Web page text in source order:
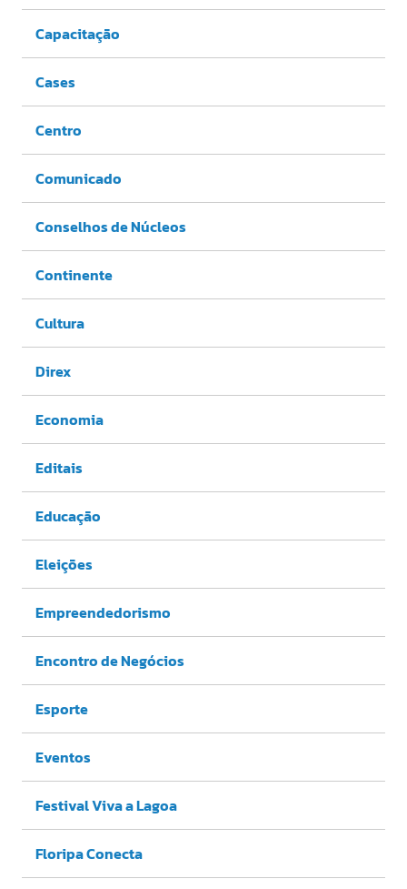
Capacitação
Cases
Centro
Comunicado
Conselhos de Núcleos
Continente
Cultura
Direx
Economia
Editais
Educação
Eleições
Empreendedorismo
Encontro de Negócios
Esporte
Eventos
Festival Viva a Lagoa
Floripa Conecta